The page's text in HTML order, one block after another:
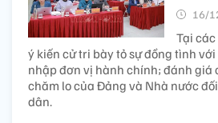
16/
Tại
ý kiến cử tri bày tỏ sự đồng tình
nhập đơn vị hành chính; đánh giá
chăm lo của Đảng và Nhà nước
dân.